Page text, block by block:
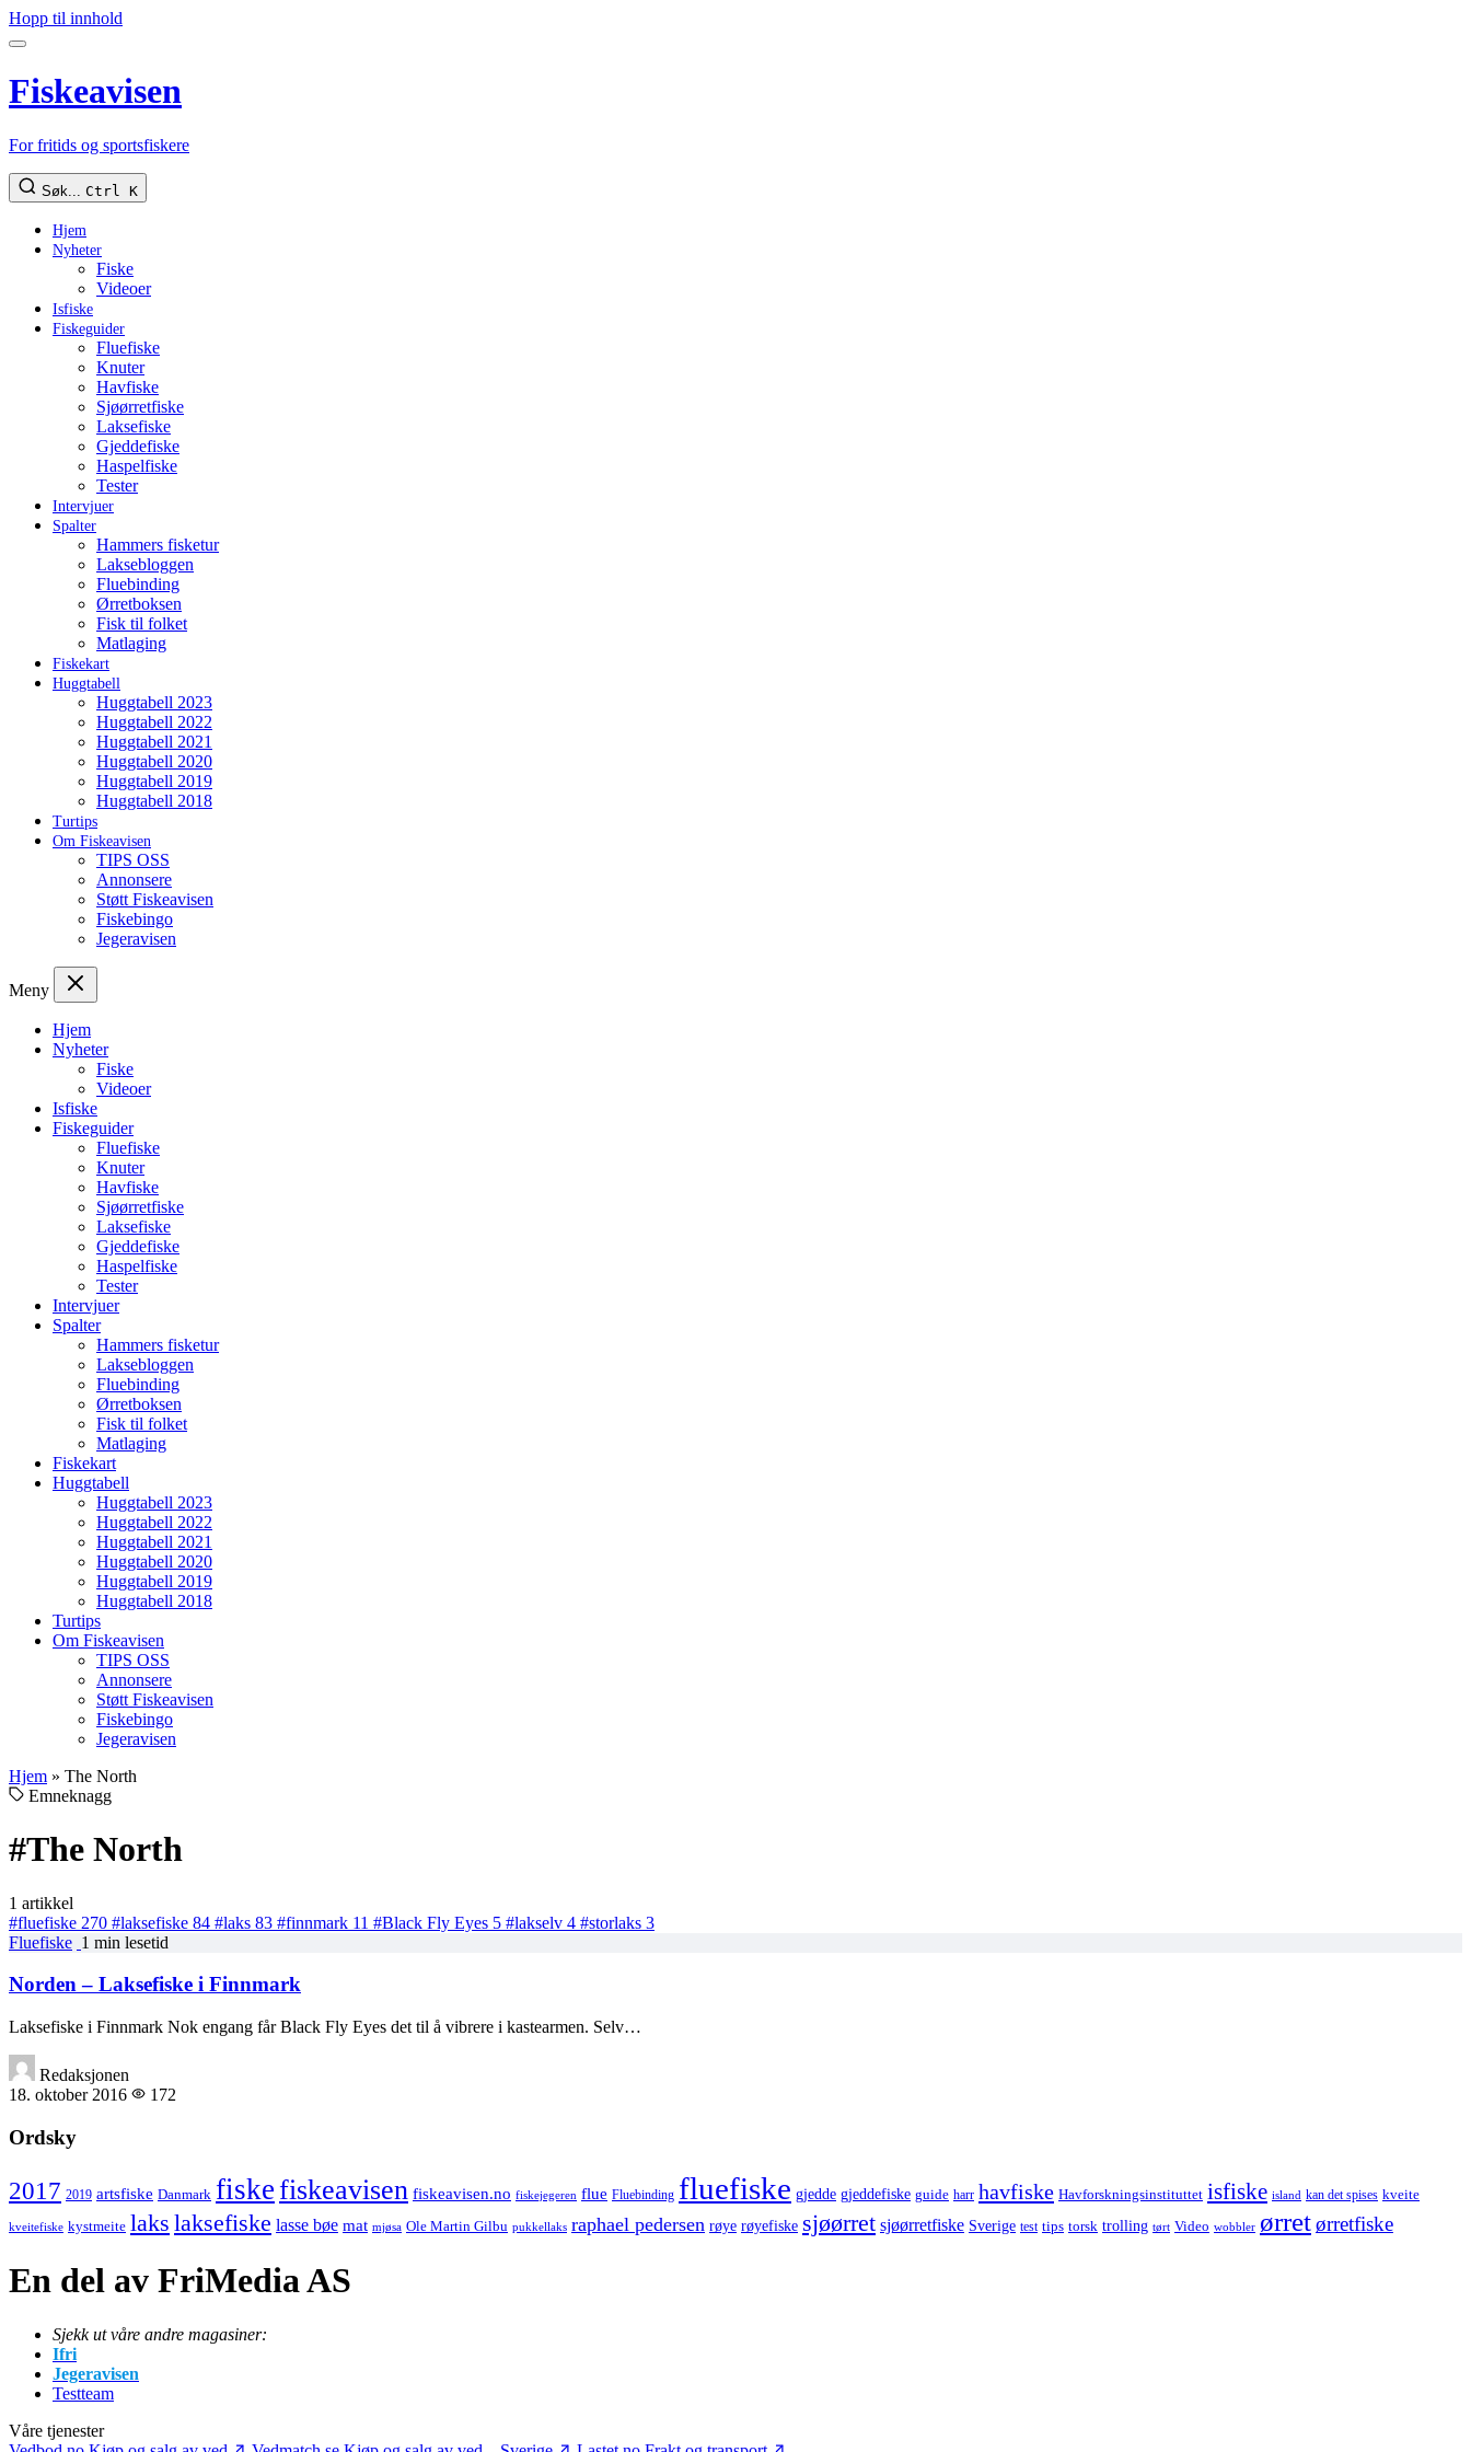
Hopp til innhold
Fiskeavisen
For fritids og sportsfiskere
Søk... Ctrl K
Hjem
Nyheter
Fiske
Videoer
Isfiske
Fiskeguider
Fluefiske
Knuter
Havfiske
Sjøørretfiske
Laksefiske
Gjeddefiske
Haspelfiske
Tester
Intervjuer
Spalter
Hammers fisketur
Laksebloggen
Fluebinding
Ørretboksen
Fisk til folket
Matlaging
Fiskekart
Huggtabell
Huggtabell 2023
Huggtabell 2022
Huggtabell 2021
Huggtabell 2020
Huggtabell 2019
Huggtabell 2018
Turtips
Om Fiskeavisen
TIPS OSS
Annonsere
Støtt Fiskeavisen
Fiskebingo
Jegeravisen
Meny
Hjem
Nyheter
Fiske
Videoer
Isfiske
Fiskeguider
Fluefiske
Knuter
Havfiske
Sjøørretfiske
Laksefiske
Gjeddefiske
Haspelfiske
Tester
Intervjuer
Spalter
Hammers fisketur
Laksebloggen
Fluebinding
Ørretboksen
Fisk til folket
Matlaging
Fiskekart
Huggtabell
Huggtabell 2023
Huggtabell 2022
Huggtabell 2021
Huggtabell 2020
Huggtabell 2019
Huggtabell 2018
Turtips
Om Fiskeavisen
TIPS OSS
Annonsere
Støtt Fiskeavisen
Fiskebingo
Jegeravisen
Hjem » The North
Emneknagg
#The North
1 artikkel
#fluefiske 270 #laksefiske 84 #laks 83 #finnmark 11 #Black Fly Eyes 5 #lakselv 4 #storlaks 3
Fluefiske 1 min lesetid
Norden – Laksefiske i Finnmark
Laksefiske i Finnmark Nok engang får Black Fly Eyes det til å vibrere i kastearmen. Selv…
Redaksjonen
18. oktober 2016
172
Ordsky
2017 2019 artsfiske Danmark fiskefiskeavisen fiskeavisen.no fiskejegeren flue Fluebinding fluefiske gjedde gjeddefiske guide harr havfiske Havforskningsinstituttet isfiske island kan det spises kveite
kveitefiske kystmeite laks laksefiske lasse bøe mat mjøsa Ole Martin Gilbu pukkellaks raphael pedersen røye røyefiske sjøørret sjøørretfiske Sverige test tips torsk trolling tørt Video wobbler ørretørretfiske
En del av FriMedia AS
Sjekk ut våre andre magasiner:
Ifri
Jegeravisen
Testteam
Våre tjenester